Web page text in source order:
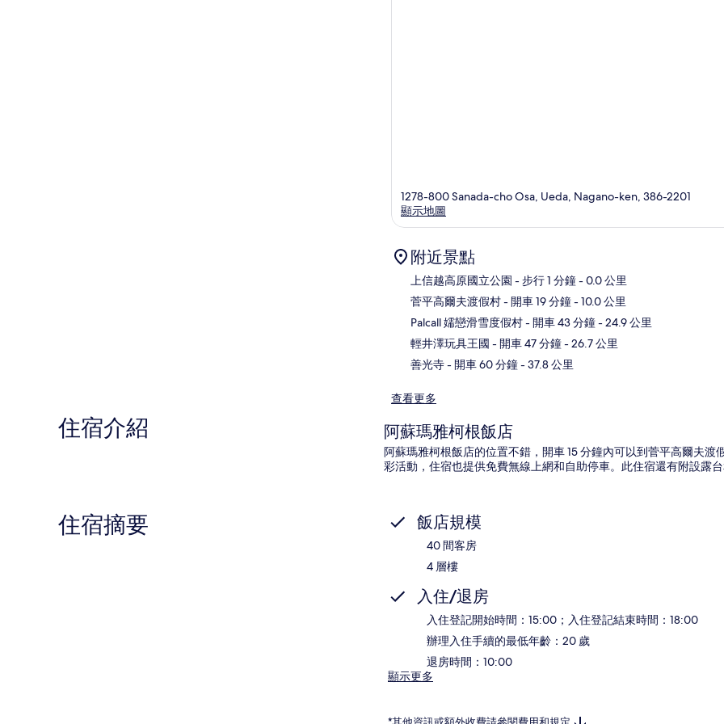
1278-800 Sanada-cho Osa, Ueda, Nagano-ken, 386-2201
顯示地圖
附近景點
上信越高原國立公園 - 步行 1 分鐘- 0.0 公里
菅平高爾夫渡假村- 開車 19 分鐘- 10.0 公里
Palcall 嬬戀滑雪度假村- 開車 43 分鐘- 24.9 公里
輕井澤玩具王國 - 開車 47 分鐘- 26.7 公里
善光寺- 開車 60 分鐘- 37.8 公里
查看更多
住宿介紹 阿蘇瑪雅柯根飯店
阿蘇瑪雅柯根飯店的位置不錯，開車 15 分鐘內可以到菅平高爾夫
彩活動，住宿也提供免費無線上網和自助停車。此住宿還有附設露
住宿摘要 飯店規模
40 間客房
4 層樓
入住/退房
入住登記開始時間：15:00；入住登記結束時間：18:00
辦理入住手續的最低年齡：20 歲
退房時間：10:00
顯示更多